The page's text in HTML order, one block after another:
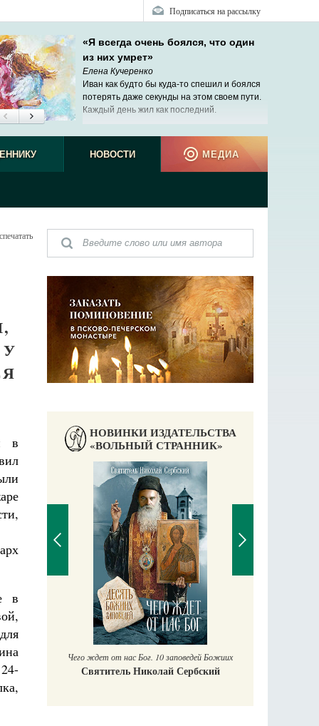
Подписаться на рассылку
«Я всегда очень боялся, что один
из них умрет»
Елена Кучеренко
Иван как будто бы куда-то спешил и боялся
потерять даже секунды на этом своем пути.
Каждый день жил как последний.
НОВОСТИ МЕДИА
в
в
НОВИНКИ ИЗДАТЕЛЬСТВА
«ВОЛЬНЫЙ СТРАННИК»
Чего ждет от нас Бог. 10 заповедей Божиих
Святитель Николай Сербский